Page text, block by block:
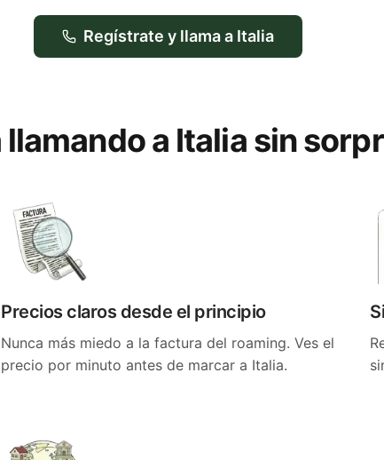
Regístrate y llama a Italia
a Italia sin
Precios claros desde el principio
Nunca más miedo a la factura del roaming. Ves el
precio por minuto antes de marcar a Italia.